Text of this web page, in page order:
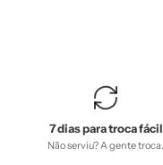
Neutro,
outlet,
SALE-
FINAL,
7 dias para troca fácil
Não serviu? A gente troca.